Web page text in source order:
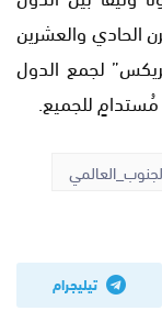
الحادي والعشرين
لجمع الدول
للجميع.
تيليجرام